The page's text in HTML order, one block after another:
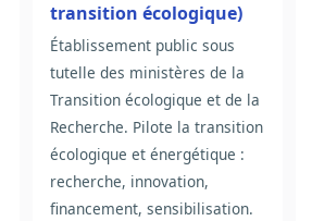
transition écologique)
Établissement public sous
tutelle des ministères de la
Transition écologique et de la
Recherche. Pilote la transition
écologique et énergétique :
recherche, innovation,
financement, sensibilisation.